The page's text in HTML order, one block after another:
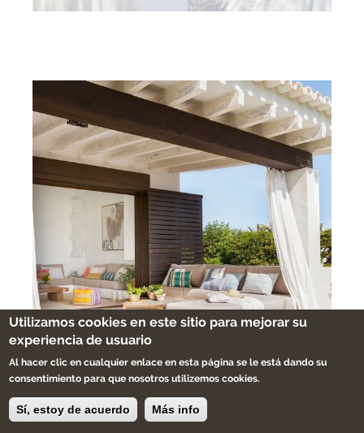
Utilizamos cookies en este sitio para mejorar su
experiencia de usuario
Al hacer clic en cualquier enlace en esta página se le está dando su
consentimiento para que nosotros utilizemos cookies.
Sí, estoy de acuerdo Más info